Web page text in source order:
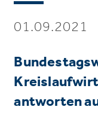
01.09.2021
antworten